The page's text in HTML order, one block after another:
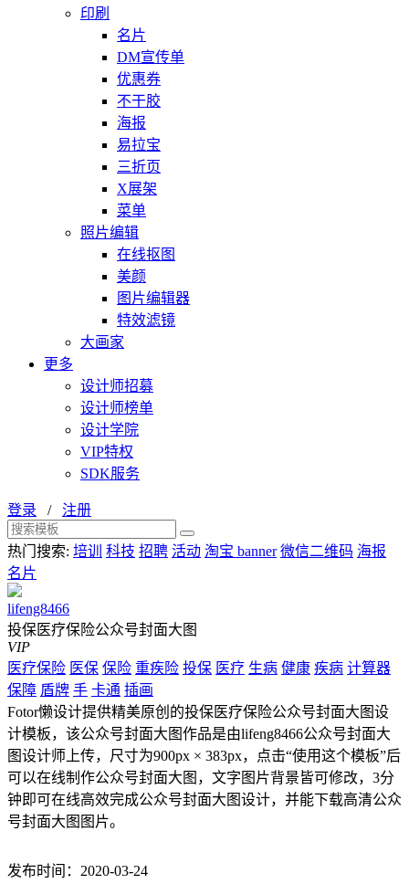
印刷
名片
DM宣传单
优惠券
不干胶
海报
易拉宝
三折页
X展架
菜单
照片编辑
在线抠图
美颜
图片编辑器
特效滤镜
大画家
更多
设计师招募
设计师榜单
设计学院
VIP特权
SDK服务
登录 / 注册
热门搜索: 培训 科技 招聘 活动 淘宝 banner 微信二维码 海报
名片
lifeng8466
投保医疗保险公众号封面大图
VIP
医疗保险 医保 保险 重疾险 投保 医疗 生病 健康 疾病 计算器
保障 盾牌 手 卡通 插画
Fotor懒设计提供精美原创的投保医疗保险公众号封面大图设
计模板，该公众号封面大图作品是由lifeng8466公众号封面大
图设计师上传，尺寸为900px × 383px，点击“使用这个模板”后
可以在线制作公众号封面大图，文字图片背景皆可修改，3分
钟即可在线高效完成公众号封面大图设计，并能下载高清公众
号封面大图图片。
发布时间：2020-03-24